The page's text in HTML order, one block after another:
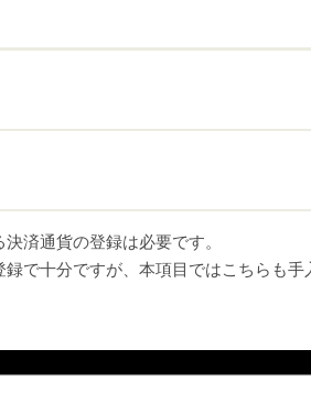
済通貨の登録は必要です。
で十分ですが、本項目ではこちらも手